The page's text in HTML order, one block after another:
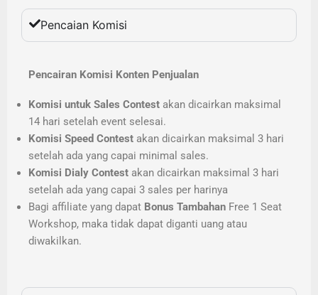
Pencaian Komisi
Pencairan Komisi Konten Penjualan
Komisi untuk Sales Contest akan dicairkan maksimal
14 hari setelah event selesai.
Komisi Speed Contest akan dicairkan maksimal 3 hari
setelah ada yang capai minimal sales.
Komisi Dialy Contest akan dicairkan maksimal 3 hari
setelah ada yang capai 3 sales per harinya
Bagi affiliate yang dapat Bonus Tambahan Free 1 Seat
Workshop, maka tidak dapat diganti uang atau
diwakilkan.